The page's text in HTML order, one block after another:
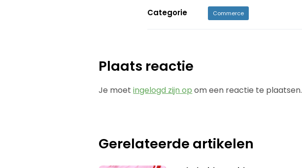
Categorie Commerce
Plaats reactie
Je moetingelogd zijn op om een reactie te plaatsen.
Gerelateerde artikelen